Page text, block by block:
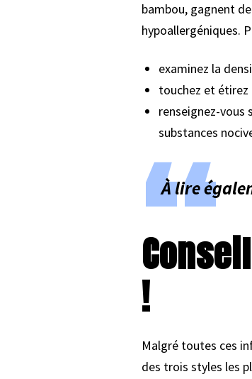
bambou, gagnent
hypoallergéniques.
examinez la
touchez et étirez
renseignez-vous
substances
À lire
!
Malgré toutes ces
des trois styles les